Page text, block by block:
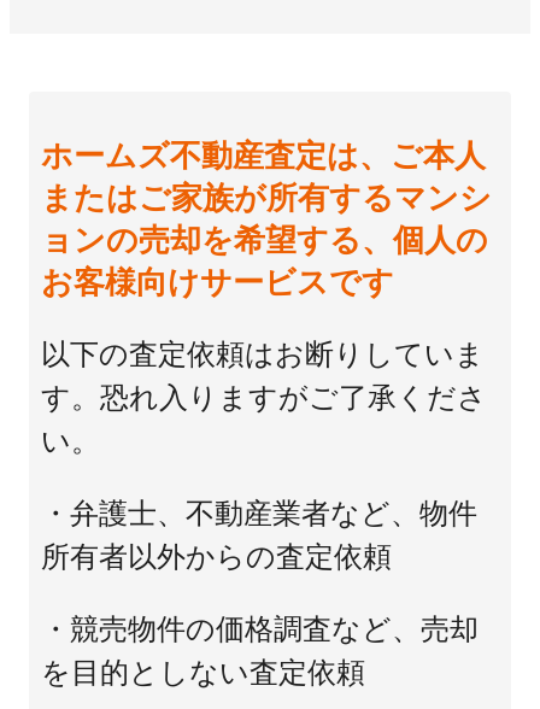
ホームズ不動産査定は、ご本人
またはご家族が所有するマンシ
ョンの売却を希望する、個人の
お客様向けサービスです
以下の査定依頼はお断りしていま
す。恐れ入りますがご了承くださ
い。
・弁護士、不動産業者など、物件
所有者以外からの査定依頼
・競売物件の価格調査など、売却
を目的としない査定依頼